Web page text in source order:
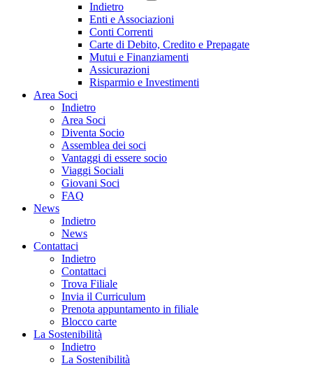
Indietro
Enti e Associazioni
Conti Correnti
Carte di Debito, Credito e Prepagate
Mutui e Finanziamenti
Assicurazioni
Risparmio e Investimenti
Area Soci
Indietro
Area Soci
Diventa Socio
Assemblea dei soci
Vantaggi di essere socio
Viaggi Sociali
Giovani Soci
FAQ
News
Indietro
News
Contattaci
Indietro
Contattaci
Trova Filiale
Invia il Curriculum
Prenota appuntamento in filiale
Blocco carte
La Sostenibilità
Indietro
La Sostenibilità